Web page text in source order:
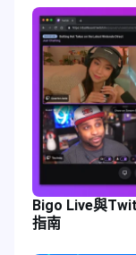
Bigo Live與
指南